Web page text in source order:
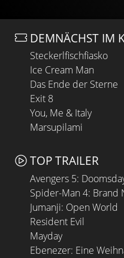
DEMNÄCHST IM
Steckerlfischfiasko
Ice Cream Man
Das Ende der Sterne
Exit 8
You, Me & Italy
Marsupilami
TOP TRAILER
Avengers 5:
Spider-Man 4: Brand
Jumanji: Open World
Resident Evil
Mayday
Ebenezer: Eine